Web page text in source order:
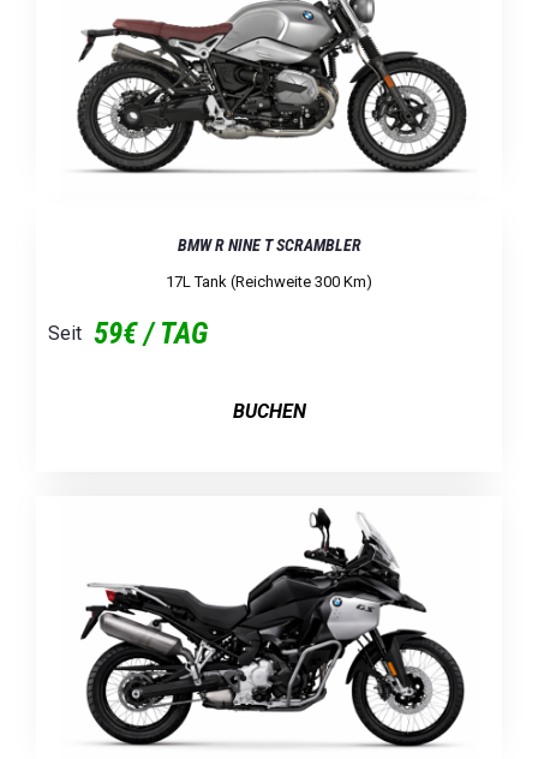
BMW R NINE T SCRAMBLER
17L Tank (Reichweite 300 Km)
Seit 59€ / TAG
BUCHEN